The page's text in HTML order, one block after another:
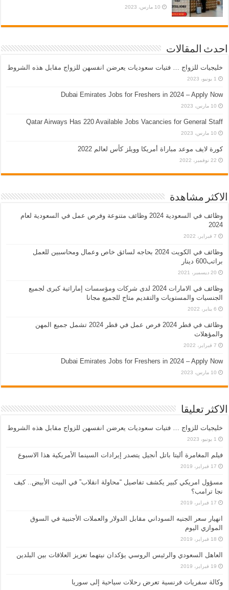
10 مارس، 2023
احدث المقالات
خليجيات للزواج … فتيات سعوديات يعرضن انفسهن للزواج مقابل هذه الشروط
1 يونيو، 2023
Dubai Emirates Jobs for Freshers in 2024 – Apply Now
10 مارس، 2023
Qatar Airways Has 220 Available Jobs Vacancies for General Staff
10 مارس، 2023
كورة لايف موعد مباراة أمريكا وويلز كأس لعالم 2022
22 نوفمبر، 2022
الاكثر مشاهدة
وظائف في السعودية 2024 وظائف متنوعة وفرص عمل في السعودية لعام
2024
7 فبراير، 2022
وظائف في الكويت 2024 بحاجه لسائق خاص وعمال ومحاسبين للعمل
براتب600 دينار
20 ديسمبر، 2021
وظائف في الامارات 2024 لدى شركات ومؤسسات إماراتية كبرى لجميع
الجنسيات والمستويات والتقديم متاح للجميع مجانا
6 يناير، 2022
وظائف في قطر 2024 فرص عمل في قطر 2024 تشمل جميع المهن
والمؤهلات
7 فبراير، 2022
Dubai Emirates Jobs for Freshers in 2024 – Apply Now
10 مارس، 2023
الاكثر تعليقا
خليجيات للزواج … فتيات سعوديات يعرضن انفسهن للزواج مقابل هذه الشروط
1 يونيو، 2023
فيلم المغامرة أليتا‭ ‬باتل أنجيل يتصدر إيرادات السينما الأمريكية هذا الاسبوع
17 فبراير، 2019
مسؤول امريكي كبير يكشف تفاصيل “محاولة انقلاب” في البيت الأبيض.. كيف
نجا ترامب؟
17 فبراير، 2019
انهيار سعر الجنيه السوداني مقابل الدولار والعملات الأجنبية في السوق
الموازي اليوم
18 فبراير، 2019
العاهل السعودي والرئيس الروسي يؤكدان نيتهما تعزيز العلاقات بين البلدين
19 فبراير، 2019
وكالة سفريات فرنسية تعرض رحلات سياحية إلى سوريا